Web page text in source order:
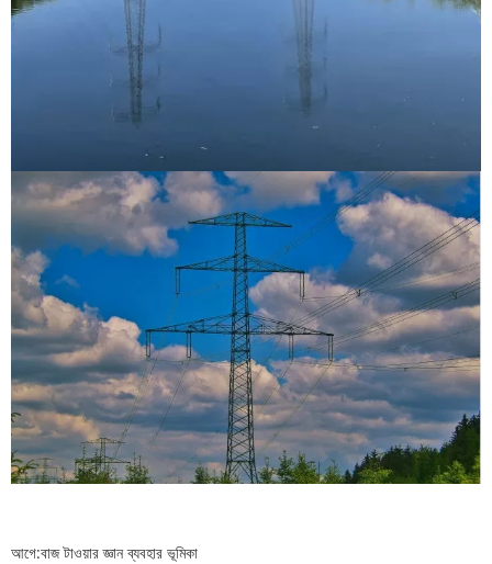
আগে:বাজ টাওয়ার জ্ঞান ব্যবহার ভূমিকা